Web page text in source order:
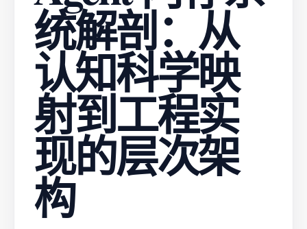
统解剖：从
认知科学映
射到工程实
现的层次架
构